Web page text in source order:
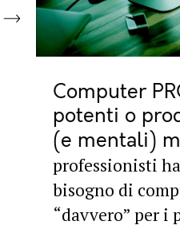
Computer
potenti o
(e mentali)
professionisti
bisogno di
“davvero” per i